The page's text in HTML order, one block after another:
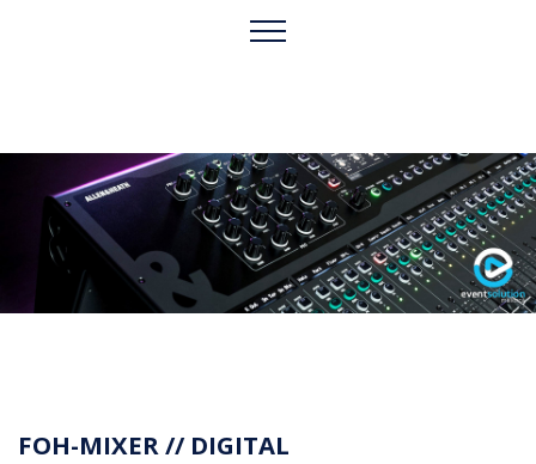
FOH-MIXER // DIGITAL